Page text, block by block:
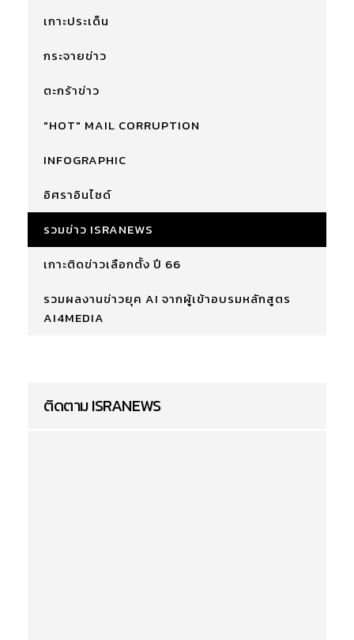
เกาะประเด็น
กระจายข่าว
ตะกร้าข่าว
"HOT" MAIL CORRUPTION
INFOGRAPHIC
อิศราอินไซด์
รวมข่าว ISRANEWS
เกาะติดข่าวเลือกตั้ง ปี 66
รวมผลงานข่าวยุค AI จากผู้เข้าอบรมหลักสูตร
AI4MEDIA
ติดตาม ISRANEWS